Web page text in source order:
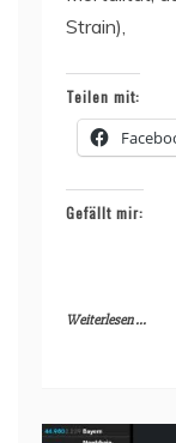
Strain),
Teilen mit:
Gefällt mir:
Weiterlesen ...